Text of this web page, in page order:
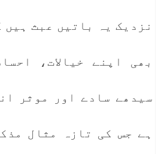
نزدیک یہ باتیں عبث
بھی اپنے خیالات،
سیدھے سادے اور موثر
ہے جس کی تازہ مثال